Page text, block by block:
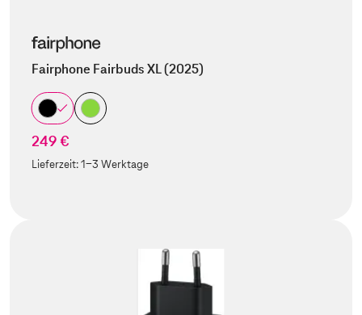
Fairphone Fairbuds XL (2025)
249 €
Lieferzeit:1-3 Werktage